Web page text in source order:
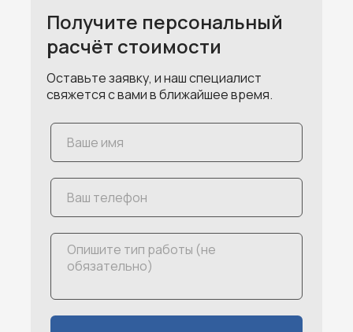
Получите персональный
расчёт стоимости
Оставьте заявку, и наш специалист
свяжется с вами в ближайшее время.